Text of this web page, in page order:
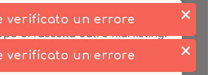
di raccolta dati e marketing.